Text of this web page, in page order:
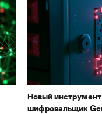
Новый
шифровальщик